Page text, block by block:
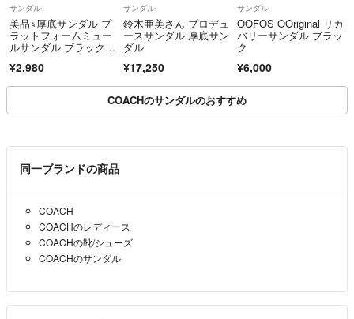
サンダル
美品⭐︎厚底サンダル プ
ラットフォームミュー
ルサンダル ブラック 2
¥2,980
サンダル
鈴木亜美さん プロデュ
ースサンダル 厚底サン
ダル
¥17,250
サンダル
OOFOS OOriginal リカ
バリーサンダル ブラッ
ク
¥6,000
COACHのサンダルのおすすめ
同一ブランドの商品
COACH
COACHのレディース
COACHの靴/シューズ
COACHのサンダル